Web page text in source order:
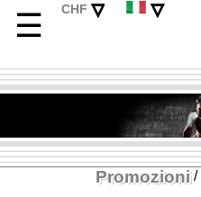
☰ CHF ▿ ▿
Français
Español
Promozioni/